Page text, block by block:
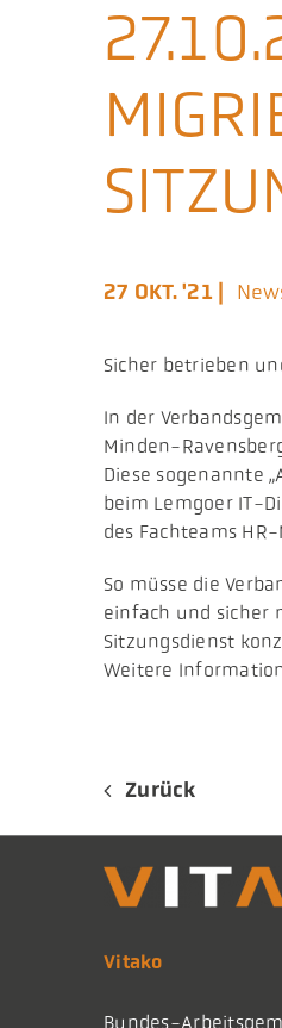
27 OKT. '21 |
Sicher betrieben
​In der
Minden-
Diese sogenannte
beim Lemgoer IT-
des Fachteams
So müsse die
einfach und sicher
Sitzungsdienst
Weitere
Zurück
Vitako
Bundes-